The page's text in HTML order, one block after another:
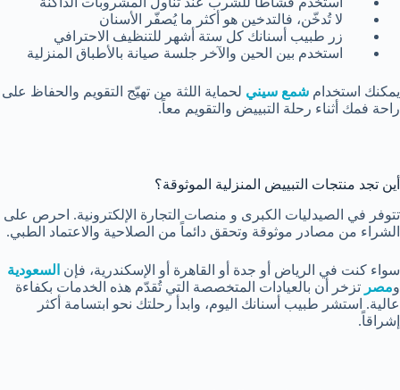
لا تُدخّن، فالتدخين هو أكثر ما يُصفّر الأسنان
زر طبيب أسنانك كل ستة أشهر للتنظيف الاحترافي
استخدم بين الحين والآخر جلسة صيانة بالأطباق المنزلية
يمكنك استخدام شمع سيني لحماية اللثة من تهيّج التقويم والحفاظ على
راحة فمك أثناء رحلة التبييض والتقويم معاً.
أين تجد منتجات التبييض المنزلية الموثوقة؟
تتوفر في الصيدليات الكبرى و منصات التجارة الإلكترونية. احرص على
الشراء من مصادر موثوقة وتحقق دائماً من الصلاحية والاعتماد الطبي.
سواء كنت في الرياض أو جدة أو القاهرة أو الإسكندرية، فإن السعودية
ومصر تزخر أن بالعيادات المتخصصة التي تُقدّم هذه الخدمات بكفاءة
عالية. استشر طبيب أسنانك اليوم، وابدأ رحلتك نحو ابتسامة أكثر
إشراقاً.